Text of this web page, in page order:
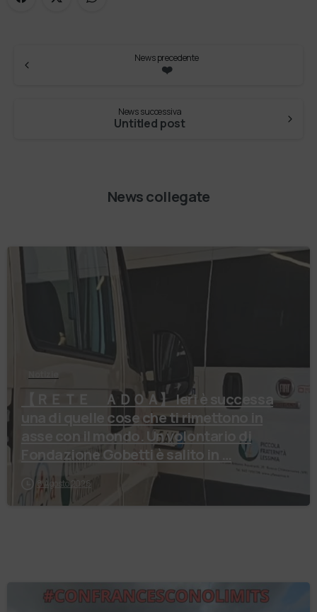
News precedente
❤️
News successiva
Untitled post
News collegate
【 ＲＥＴＥ ＡＤＯＡ】 Ieri è successa
una di quelle cose che ti rimettono in
asse con il mondo. Un volontario di
Fondazione Gobetti è salito in …
8 Agosto 2026